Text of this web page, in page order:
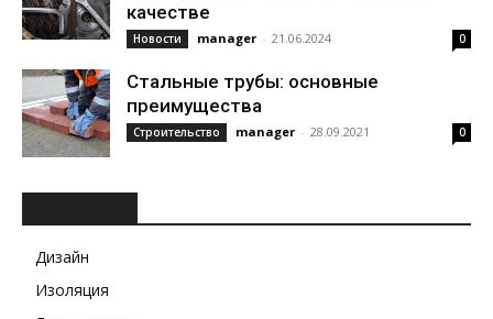
качестве
Новости manager - 21.06.2024 0
Стальные трубы: основные
преимущества
Строительство manager - 28.09.2021 0
Дизайн
Изоляция